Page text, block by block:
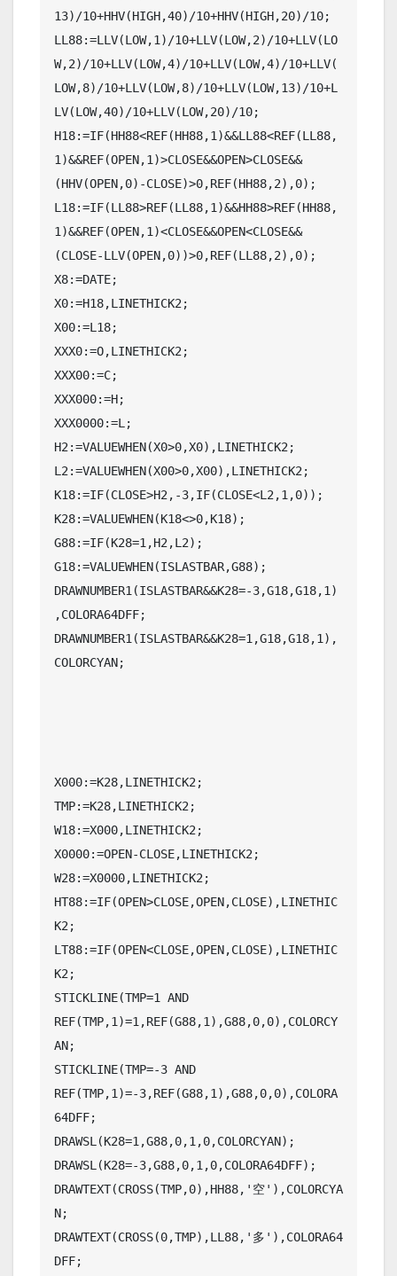
13)/10+HHV(HIGH,40)/10+HHV(HIGH,20)/10;
LL88:=LLV(LOW,1)/10+LLV(LOW,2)/10+LLV(LO
W,2)/10+LLV(LOW,4)/10+LLV(LOW,4)/10+LLV(
LOW,8)/10+LLV(LOW,8)/10+LLV(LOW,13)/10+L
LV(LOW,40)/10+LLV(LOW,20)/10;
H18:=IF(HH88<REF(HH88,1)&&LL88<REF(LL88,
1)&&REF(OPEN,1)>CLOSE&&OPEN>CLOSE&&
(HHV(OPEN,0)-CLOSE)>0,REF(HH88,2),0);
L18:=IF(LL88>REF(LL88,1)&&HH88>REF(HH88,
1)&&REF(OPEN,1)<CLOSE&&OPEN<CLOSE&&
(CLOSE-LLV(OPEN,0))>0,REF(LL88,2),0);
X8:=DATE;
X0:=H18,LINETHICK2;
X00:=L18;
XXX0:=O,LINETHICK2;
XXX00:=C;
XXX000:=H;
XXX0000:=L;
H2:=VALUEWHEN(X0>0,X0),LINETHICK2;
L2:=VALUEWHEN(X00>0,X00),LINETHICK2;
K18:=IF(CLOSE>H2,-3,IF(CLOSE<L2,1,0));
K28:=VALUEWHEN(K18<>0,K18);
G88:=IF(K28=1,H2,L2);
G18:=VALUEWHEN(ISLASTBAR,G88);
DRAWNUMBER1(ISLASTBAR&&K28=-3,G18,G18,1)
,COLORA64DFF;
DRAWNUMBER1(ISLASTBAR&&K28=1,G18,G18,1),
COLORCYAN;
X000:=K28,LINETHICK2;
TMP:=K28,LINETHICK2;
W18:=X000,LINETHICK2;
X0000:=OPEN-CLOSE,LINETHICK2;
W28:=X0000,LINETHICK2;
HT88:=IF(OPEN>CLOSE,OPEN,CLOSE),LINETHIC
K2;
LT88:=IF(OPEN<CLOSE,OPEN,CLOSE),LINETHIC
K2;
STICKLINE(TMP=1 AND
REF(TMP,1)=1,REF(G88,1),G88,0,0),COLORCY
AN;
STICKLINE(TMP=-3 AND
REF(TMP,1)=-3,REF(G88,1),G88,0,0),COLORA
64DFF;
DRAWSL(K28=1,G88,0,1,0,COLORCYAN);
DRAWSL(K28=-3,G88,0,1,0,COLORA64DFF);
DRAWTEXT(CROSS(TMP,0),HH88,'空'),COLORCYA
N;
DRAWTEXT(CROSS(0,TMP),LL88,'多'),COLORA64
DFF;